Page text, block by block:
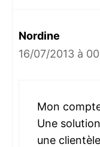
Nordine
16/07/2013 à
Mon
Une
une